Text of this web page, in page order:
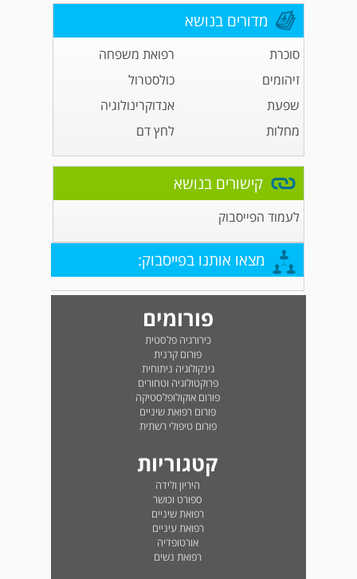
מדורים בנושא
סוכרת
רפואת משפחה
זיהומים
כולסטרול
שפעת
אנדוקרינולוגיה
מחלות
לחץ דם
קישורים בנושא
לעמוד הפייסבוק
מצאו אותנו בפייסבוק:
פורומים
כירורגיה פלסטית
פורום קרנית
גינקולוגיה ניתוחית
פרוקטולוגיה וטחורים
פורום אוקולופלסטיקה
פורום רפואת שיניים
פורום טיפולי רשתית
קטגוריות
היריון ולידה
ספורט וכושר
רפואת שיניים
רפואת עיניים
אורטופדיה
רפואת נשים